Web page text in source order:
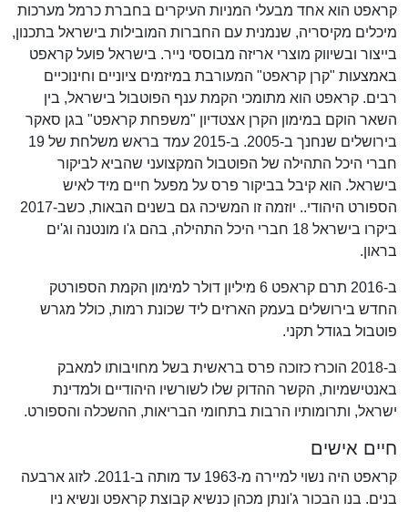
קראפט הוא אחד מבעלי המניות העיקרים בחברת כרמל מערכות
מיכלים מקיסריה, שנמנית עם החברות המובילות בישראל בתכנון,
בייצור ובשיווק מוצרי אריזה מבוססי נייר. בישראל פועל קראפט
באמצעות "קרן קראפט" המעורבת במיזמים ציוניים וחינוכיים
רבים. קראפט הוא מתומכי הקמת ענף הפוטבול בישראל, בין
השאר הוקם במימון הקרן אצטדיון "משפחת קראפט" בגן סאקר
בירושלים שנחנך ב-2005. ב-2015 עמד בראש משלחת של 19
חברי היכל התהילה של הפוטבול המקצועני שהביא לביקור
בישראל. הוא קיבל בביקור פרס על מפעל חיים מיד לאיש
הספורט היהודי.. יוזמה זו המשיכה גם בשנים הבאות, כשב-2017
ביקרו בישראל 18 חברי היכל התהילה, בהם ג'ו מונטנה וג'ים
בראון.
ב-2016 תרם קראפט 6 מיליון דולר למימון הקמת הספורטק
החדש בירושלים בעמק הארזים ליד שכונת רמות, כולל מגרש
פוטבול בגודל תקני.
ב-2018 הוכרז כזוכה פרס בראשית בשל מחויבותו למאבק
באנטישמיות, הקשר ההדוק שלו לשורשיו היהודיים ולמדינת
ישראל, ותרומותיו הרבות בתחומי הבריאות, ההשכלה והספורט.
חיים אישים
קראפט היה נשוי למיירה מ-1963 עד מותה ב-2011. לזוג ארבעה
בנים. בנו הבכור ג'ונתן מכהן כנשיא קבוצת קראפט ונשיא ניו